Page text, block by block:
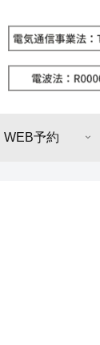
WEB予約